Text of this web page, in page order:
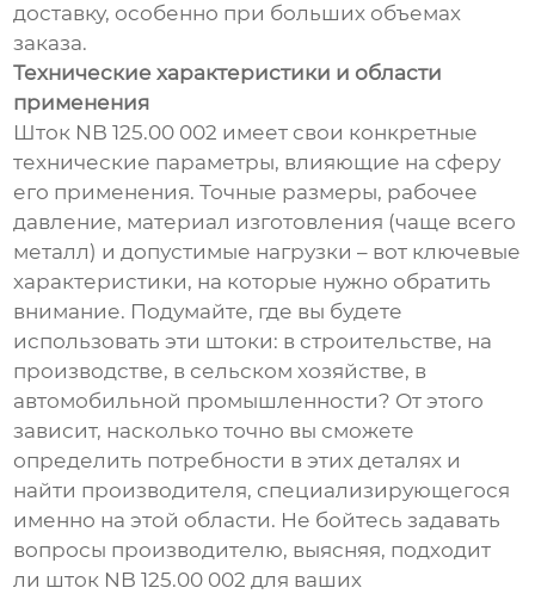
доставку, особенно при больших объемах
заказа.
Технические характеристики и области
применения
Шток NB 125.00 002 имеет свои конкретные
технические параметры, влияющие на сферу
его применения. Точные размеры, рабочее
давление, материал изготовления (чаще всего
металл) и допустимые нагрузки – вот ключевые
характеристики, на которые нужно обратить
внимание. Подумайте, где вы будете
использовать эти штоки: в строительстве, на
производстве, в сельском хозяйстве, в
автомобильной промышленности? От этого
зависит, насколько точно вы сможете
определить потребности в этих деталях и
найти производителя, специализирующегося
именно на этой области. Не бойтесь задавать
вопросы производителю, выясняя, подходит
ли шток NB 125.00 002 для ваших